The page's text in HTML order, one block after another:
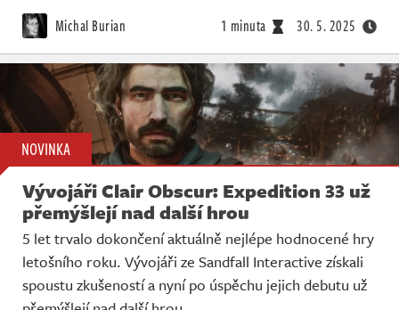
Michal Burian 1 minuta 30. 5. 2025
NOVINKA
Vývojáři Clair Obscur: Expedition 33 už
přemýšlejí nad další hrou
5 let trvalo dokončení aktuálně nejlépe hodnocené hry
letošního roku. Vývojáři ze Sandfall Interactive získali
spoustu zkušeností a nyní po úspěchu jejich debutu už